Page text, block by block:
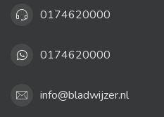
0174620000
0174620000
info@bladwijzer.nl